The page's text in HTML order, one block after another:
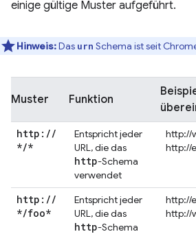
einige gültige Muster aufgeführt.
Hinweis:Das urn Schema ist seit
Muster Funktion
http: //
*/*
Entspricht jeder
URL, die das
http-Schema
verwendet
http://
http://
http: //
*/foo*
Entspricht jeder
URL, die das
http-Schema
http://
http://